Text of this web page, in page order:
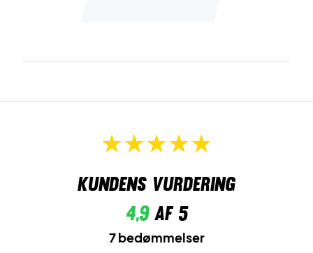
Kundens vurdering
4,9af 5
7 bedømmelser